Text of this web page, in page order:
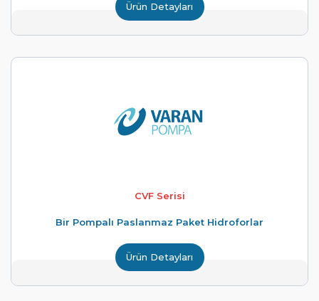
Ürün Detayları
CVF Serisi
Bir Pompalı Paslanmaz Paket Hidroforlar
Ürün Detayları